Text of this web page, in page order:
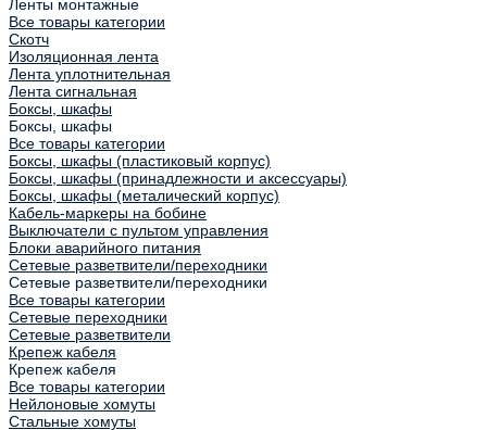
Ленты монтажные
Все товары категории
Скотч
Изоляционная лента
Лента уплотнительная
Лента сигнальная
Боксы, шкафы
Боксы, шкафы
Все товары категории
Боксы, шкафы (пластиковый корпус)
Боксы, шкафы (принадлежности и аксессуары)
Боксы, шкафы (металический корпус)
Кабель-маркеры на бобине
Выключатели с пультом управления
Блоки аварийного питания
Сетевые разветвители/переходники
Сетевые разветвители/переходники
Все товары категории
Сетевые переходники
Сетевые разветвители
Крепеж кабеля
Крепеж кабеля
Все товары категории
Нейлоновые хомуты
Стальные хомуты